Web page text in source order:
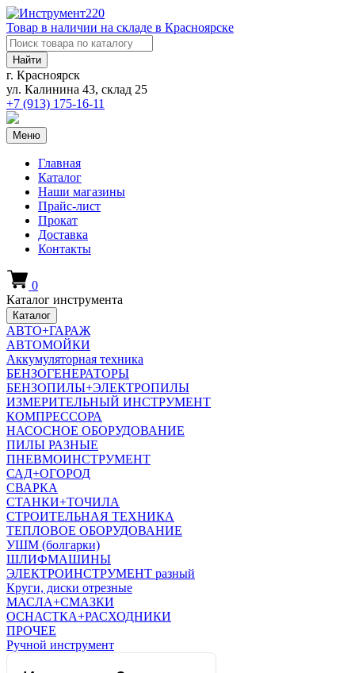
Товар в наличии на складе в Красноярске
Найти
г. Красноярск
ул. Калинина 43, склад 25
+7 (913) 175-16-11
Меню
Главная
Каталог
Наши магазины
Прайс-лист
Прокат
Доставка
Контакты
0
Каталог инструмента
Каталог
АВТО+ГАРАЖ
АВТОМОЙКИ
Аккумуляторная техника
БЕНЗОГЕНЕРАТОРЫ
БЕНЗОПИЛЫ+ЭЛЕКТРОПИЛЫ
ИЗМЕРИТЕЛЬНЫЙ ИНСТРУМЕНТ
КОМПРЕССОРА
НАСОСНОЕ ОБОРУДОВАНИЕ
ПИЛЫ РАЗНЫЕ
ПНЕВМОИНСТРУМЕНТ
САД+ОГОРОД
СВАРКА
СТАНКИ+ТОЧИЛА
СТРОИТЕЛЬНАЯ ТЕХНИКА
ТЕПЛОВОЕ ОБОРУДОВАНИЕ
УШМ (болгарки)
ШЛИФМАШИНЫ
ЭЛЕКТРОИНСТРУМЕНТ разный
Круги, диски отрезные
МАСЛА+СМАЗКИ
ОСНАСТКА+РАСХОДНИКИ
ПРОЧЕЕ
Ручной инструмент